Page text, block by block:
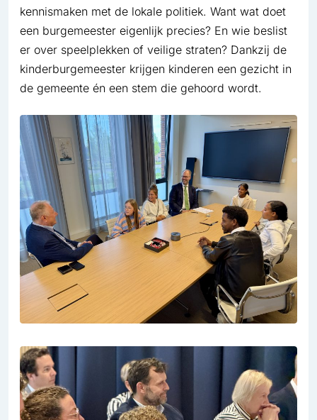
kennismaken met de lokale politiek. Want wat doet
een burgemeester eigenlijk precies? En wie beslist
er over speelplekken of veilige straten? Dankzij de
kinderburgemeester krijgen kinderen een gezicht in
de gemeente én een stem die gehoord wordt.